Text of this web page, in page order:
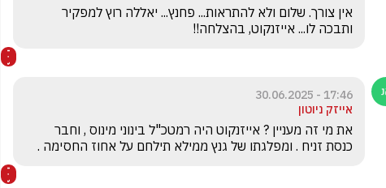
ותבכה לו... אייזנקוט, בהצלחה!!
17:46 - 30.06.2025
אייזק ניוטון
כנסת זניח . ומפלגתו של גנץ ממילא תילחם על אחוז החסימה .